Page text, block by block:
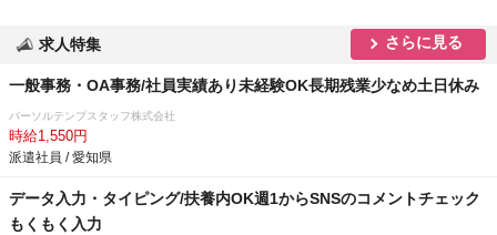
求人特集 さらに見る
一般事務・OA事務/社員実績あり未経験OK長期残業少なめ土日休み
パーソルテンプスタッフ株式会社
時給1,550円
派遣社員 / 愛知県
データ入力・タイピング/扶養内OK週1からSNSのコメントチェック
もくもく入力